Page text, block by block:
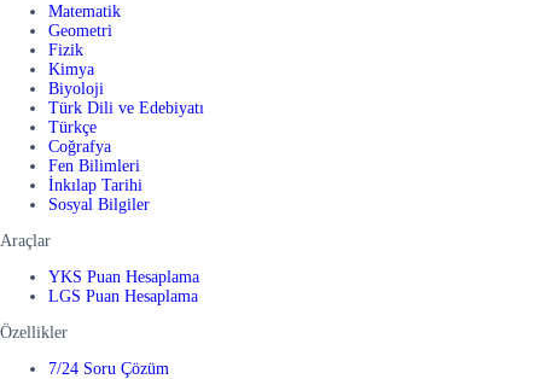
Matematik
Geometri
Fizik
Kimya
Biyoloji
Türk Dili ve Edebiyatı
Türkçe
Coğrafya
Fen Bilimleri
İnkılap Tarihi
Sosyal Bilgiler
Araçlar
YKS Puan Hesaplama
LGS Puan Hesaplama
Özellikler
7/24 Soru Çözüm